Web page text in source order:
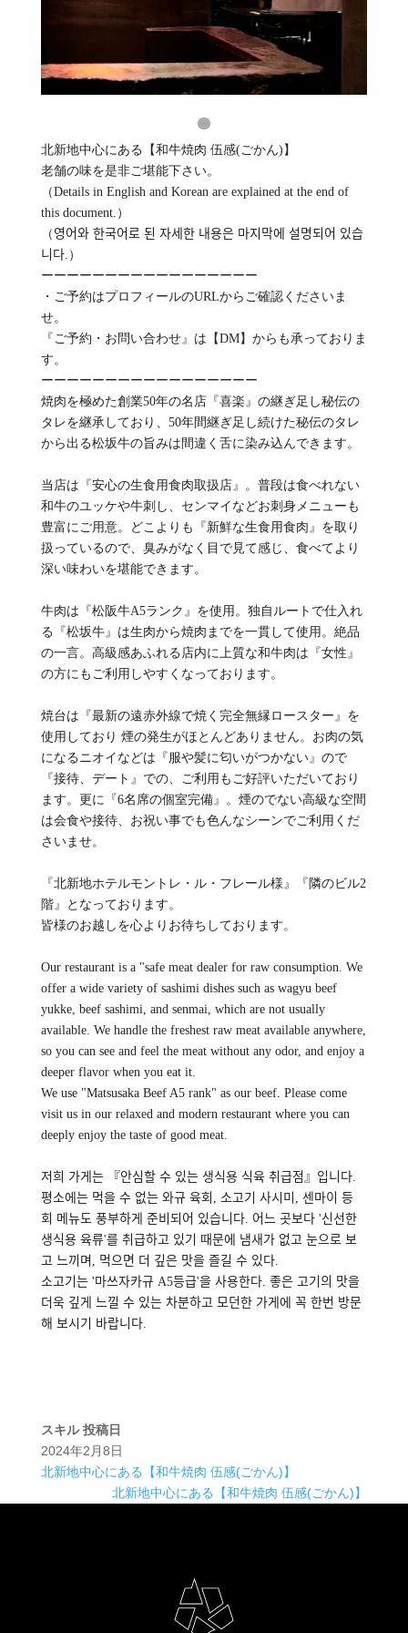
北新地中心にある【和牛焼肉 伍感(ごかん)】
老舗の味を是非ご堪能下さい。
（Details in English and Korean are explained at the end of
this document.）
（영어와 한국어로 된 자세한 내용은 마지막에 설명되어 있습
니다.）
ーーーーーーーーーーーーーーーーー
・ご予約はプロフィールのURLからご確認くださいま
せ。
『ご予約・お問い合わせ』は【DM】からも承っておりま
す。
ーーーーーーーーーーーーーーーーー
焼肉を極めた創業50年の名店『喜楽』の継ぎ足し秘伝の
タレを継承しており、50年間継ぎ足し続けた秘伝のタレ
から出る松坂牛の旨みは間違く舌に染み込んできます。
当店は『安心の生食用食肉取扱店』。普段は食べれない
和牛のユッケや牛刺し、センマイなどお刺身メニューも
豊富にご用意。どこよりも『新鮮な生食用食肉』を取り
扱っているので、臭みがなく目で見て感じ、食べてより
深い味わいを堪能できます。
牛肉は『松阪牛A5ランク』を使用。独自ルートで仕入れ
る『松坂牛』は生肉から焼肉までを一貫して使用。絶品
の一言。高級感あふれる店内に上質な和牛肉は『女性』
の方にもご利用しやすくなっております。
焼台は『最新の遠赤外線で焼く完全無縁ロースター』を
使用しており 煙の発生がほとんどありません。お肉の気
になるニオイなどは『服や髪に匂いがつかない』ので
『接待、デート』での、ご利用もご好評いただいており
ます。更に『6名席の個室完備』。煙のでない高級な空間
は会食や接待、お祝い事でも色んなシーンでご利用くだ
さいませ。
『北新地ホテルモントレ・ル・フレール様』『隣のビル2
階』となっております。
皆様のお越しを心よりお待ちしております。
Our restaurant is a "safe meat dealer for raw consumption. We
offer a wide variety of sashimi dishes such as wagyu beef
yukke, beef sashimi, and senmai, which are not usually
available. We handle the freshest raw meat available anywhere,
so you can see and feel the meat without any odor, and enjoy a
deeper flavor when you eat it.
We use "Matsusaka Beef A5 rank" as our beef. Please come
visit us in our relaxed and modern restaurant where you can
deeply enjoy the taste of good meat.
저희 가게는 『안심할 수 있는 생식용 식육 취급점』입니다.
평소에는 먹을 수 없는 와규 육회, 소고기 사시미, 센마이 등
회 메뉴도 풍부하게 준비되어 있습니다. 어느 곳보다 '신선한
생식용 육류'를 취급하고 있기 때문에 냄새가 없고 눈으로 보
고 느끼며, 먹으면 더 깊은 맛을 즐길 수 있다.
소고기는 '마쓰자카규 A5등급'을 사용한다. 좋은 고기의 맛을
더욱 깊게 느낄 수 있는 차분하고 모던한 가게에 꼭 한번 방문
해 보시기 바랍니다.
スキル 投稿日
2024年2月8日
北新地中心にある【和牛焼肉 伍感(ごかん)】
北新地中心にある【和牛焼肉 伍感(ごかん)】